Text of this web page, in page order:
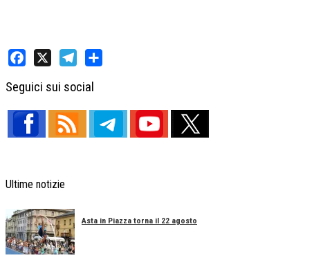
Seguici sui social
Ultime notizie
Asta in Piazza torna il 22 agosto